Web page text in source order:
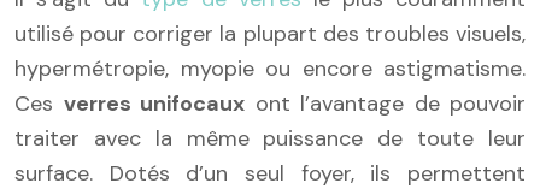
utilisé pour corriger la plupart des troubles visuels,
hypermétropie, myopie ou encore astigmatisme.
Ces verres unifocaux ont l’avantage de pouvoir
traiter avec la même puissance de toute leur
surface. Dotés d’un seul foyer, ils permettent